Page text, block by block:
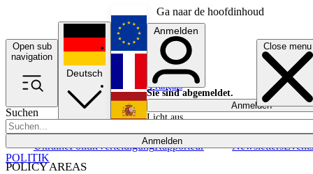
Ga naar de hoofdinhoud
Open sub
navigation
Close menu
Suchen
Anmelden
POLICY AREAS
UkrainePolitikVerteidigungRapporteur NewslettersEvents
Deutsch
English
Français
Anmelden
Sie sind abgemeldet.
Anmelden
Licht aus
POLITIK